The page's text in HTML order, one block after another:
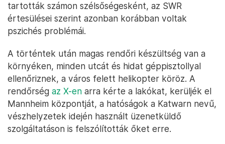
tartották számon szélsőségesként, az SWR
értesülései szerint azonban korábban voltak
pszichés problémái.
A történtek után magas rendőri készültség van a
környéken, minden utcát és hidat géppisztollyal
ellenőriznek, a város felett helikopter köröz. A
rendőrség az X-en arra kérte a lakókat, kerüljék el
Mannheim központját, a hatóságok a Katwarn nevű,
vészhelyzetek idején használt üzenetküldő
szolgáltatáson is felszólították őket erre.